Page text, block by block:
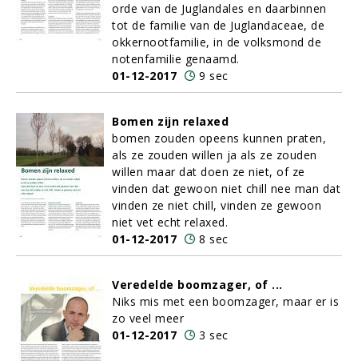
orde van de Juglandales en daarbinnen
tot de familie van de Juglandaceae, de
okkernootfamilie, in de volksmond de
notenfamilie genaamd.
01-12-2017
9 sec
Bomen zijn relaxed
bomen zouden opeens kunnen praten,
als ze zouden willen ja als ze zouden
willen maar dat doen ze niet, of ze
vinden dat gewoon niet chill nee man dat
vinden ze niet chill, vinden ze gewoon
niet vet echt relaxed.
01-12-2017
8 sec
Veredelde boomzager, of ...
Niks mis met een boomzager, maar er is
zo veel meer
01-12-2017
3 sec